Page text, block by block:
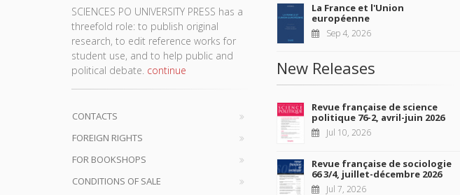
SCIENCES PO UNIVERSITY PRESS has a
threefold role: to publish original
research, to edit reference works for
student use, and to help public and
political debate. continue
CONTACTS
FOREIGN RIGHTS
FOR BOOKSHOPS
CONDITIONS OF SALE
La France et l'Union
européenne
Sep 4, 2026
New Releases
Revue française de science
politique 76-2, avril-juin 2026
Jul 10, 2026
Revue française de sociologie
66 3/4, juillet-décembre 2026
Jul 7, 2026